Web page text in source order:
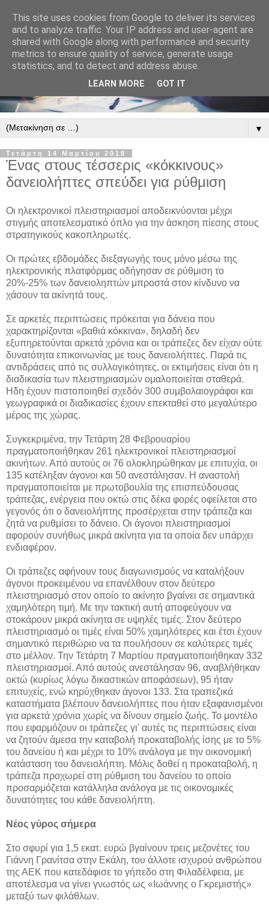
▼
Τετάρτη 14 Μαρτίου 2018
Ένας στους τέσσερις «κόκκινους»
δανειολήπτες σπεύδει για ρύθμιση
Οι ηλεκτρονικοί πλειστηριασμοί αποδεικνύονται μέχρι
στιγμής αποτελεσματικό όπλο για την άσκηση πίεσης στους
στρατηγικούς κακοπληρωτές.
Οι πρώτες εβδομάδες διεξαγωγής τους μόνο μέσω της
ηλεκτρονικής πλατφόρμας οδήγησαν σε ρύθμιση το
20%-25% των δανειοληπτών μπροστά στον κίνδυνο να
χάσουν τα ακίνητά τους.
Σε αρκετές περιπτώσεις πρόκειται για δάνεια που
χαρακτηρίζονται «βαθιά κόκκινα», δηλαδή δεν
εξυπηρετούνται αρκετά χρόνια και οι τράπεζες δεν είχαν ούτε
δυνατότητα επικοινωνίας με τους δανειολήπτες. Παρά τις
αντιδράσεις από τις συλλογικότητες, οι εκτιμήσεις είναι ότι η
διαδικασία των πλειστηριασμών ομαλοποιείται σταθερά.
Ηδη έχουν πιστοποιηθεί σχεδόν 300 συμβολαιογράφοι και
γεωγραφικά οι διαδικασίες έχουν επεκταθεί στο μεγαλύτερο
μέρος της χώρας.
Συγκεκριμένα, την Τετάρτη 28 Φεβρουαρίου
πραγματοποιήθηκαν 261 ηλεκτρονικοί πλειστηριασμοί
ακινήτων. Από αυτούς οι 76 ολοκληρώθηκαν με επιτυχία, οι
135 κατέληξαν άγονοι και 50 ανεστάλησαν. Η αναστολή
πραγματοποιείται με πρωτοβουλία της επισπεύδουσας
τράπεζας, ενέργεια που οκτώ στις δέκα φορές οφείλεται στο
γεγονός ότι ο δανειολήπτης προσέρχεται στην τράπεζα και
ζητά να ρυθμίσει το δάνειο. Οι άγονοι πλειστηριασμοί
αφορούν συνήθως μικρά ακίνητα για τα οποία δεν υπάρχει
ενδιαφέρον.
Οι τράπεζες αφήνουν τους διαγωνισμούς να καταλήξουν
άγονοι προκειμένου να επανέλθουν στον δεύτερο
πλειστηριασμό στον οποίο το ακίνητο βγαίνει σε σημαντικά
χαμηλότερη τιμή. Με την τακτική αυτή αποφεύγουν να
στοκάρουν μικρά ακίνητα σε υψηλές τιμές. Στον δεύτερο
πλειστηριασμό οι τιμές είναι 50% χαμηλότερες και έτσι έχουν
σημαντικό περιθώριο να τα πουλήσουν σε καλύτερες τιμές
στο μέλλον. Την Τετάρτη 7 Μαρτίου πραγματοποιήθηκαν 332
πλειστηριασμοί. Από αυτούς ανεστάλησαν 96, αναβλήθηκαν
οκτώ (κυρίως λόγω δικαστικών αποφάσεων), 95 ήταν
επιτυχείς, ενώ κηρύχθηκαν άγονοι 133. Στα τραπεζικά
καταστήματα βλέπουν δανειολήπτες που ήταν εξαφανισμένοι
για αρκετά χρόνια χωρίς να δίνουν σημείο ζωής. Το μοντέλο
που εφαρμόζουν οι τράπεζες γι' αυτές τις περιπτώσεις είναι
να ζητούν άμεσα την καταβολή προκαταβολής ίσης με το 5%
του δανείου ή και μέχρι το 10% ανάλογα με την οικονομική
κατάσταση του δανειολήπτη. Μόλις δοθεί η προκαταβολή, η
τράπεζα προχωρεί στη ρύθμιση του δανείου το οποίο
προσαρμόζεται κατάλληλα ανάλογα με τις οικονομικές
δυνατότητες του κάθε δανειολήπτη.
Νέος γύρος σήμερα
Στο σφυρί για 1,5 εκατ. ευρώ βγαίνουν τρεις μεζονέτες του
Γιάννη Γρανίτσα στην Εκάλη, του άλλοτε ισχυρού ανθρώπου
της ΑΕΚ που κατεδάφισε το γήπεδο στη Φιλαδέλφεια, με
αποτέλεσμα να γίνει γνωστός ως «Ιωάννης ο Γκρεμιστής»
μεταξύ των φιλάθλων.
This site uses cookies from Google to deliver its services
and to analyze traffic. Your IP address and user-agent are
shared with Google along with performance and security
metrics to ensure quality of service, generate usage
statistics, and to detect and address abuse.
LEARN MORE GOT IT